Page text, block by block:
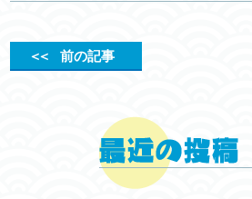
＜＜前の記事